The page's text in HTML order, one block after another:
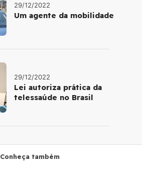
29/12/2022
Um agente da mobilidade
29/12/2022
Lei autoriza prática da
telessaúde no Brasil
Conheça também